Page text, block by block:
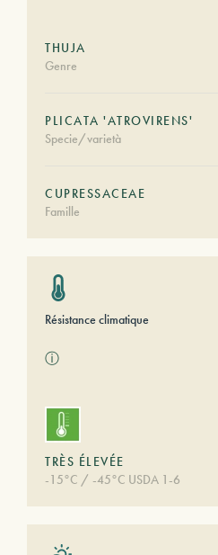
THUJA
Genre
PLICATA 'ATROVIRENS'
Specie/varietà
CUPRESSACEAE
Famille
Résistance climatique
ⓘ
TRÈS ÉLEVÉE
-15°C / -45°C USDA 1-6